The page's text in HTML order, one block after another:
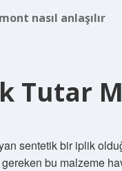
nasıl anlaşılır
Tutar
sentetik bir iplik
bu malzeme